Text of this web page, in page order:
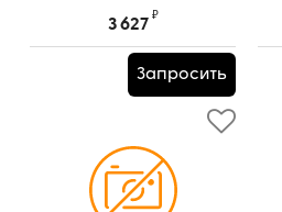
YPM_BD012
3 627
₽
Запросить